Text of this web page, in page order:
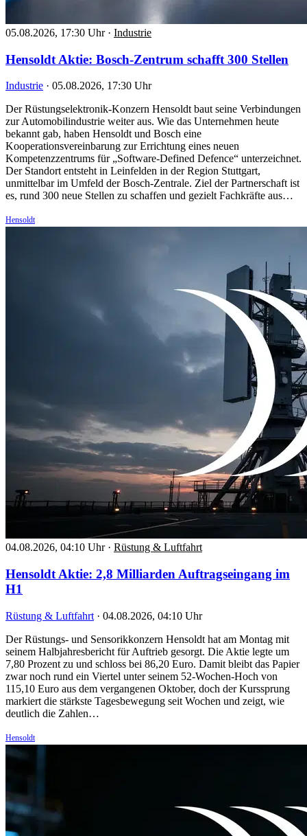
05.08.2026, 17:30 Uhr · Industrie
Hensoldt Aktie: Bosch-Zentrum schafft 300 Stellen
Industrie · 05.08.2026, 17:30 Uhr
Der Rüstungselektronik-Konzern Hensoldt baut seine Verbindungen
zur Automobilindustrie weiter aus. Wie das Unternehmen heute
bekannt gab, haben Hensoldt und Bosch eine
Kooperationsvereinbarung zur Errichtung eines neuen
Kompetenzzentrums für „Software-Defined Defence“ unterzeichnet.
Der Standort entsteht in Leinfelden in der Region Stuttgart,
unmittelbar im Umfeld der Bosch-Zentrale. Ziel der Partnerschaft ist
es, rund 300 neue Stellen zu schaffen und gezielt Fachkräfte aus…
Hensoldt
04.08.2026, 04:10 Uhr · Rüstung & Luftfahrt
Hensoldt Aktie: 2,8 Milliarden Auftragseingang im
H1
Rüstung & Luftfahrt · 04.08.2026, 04:10 Uhr
Der Rüstungs- und Sensorikkonzern Hensoldt hat am Montag mit
seinem Halbjahresbericht für Auftrieb gesorgt. Die Aktie legte um
7,80 Prozent zu und schloss bei 86,20 Euro. Damit bleibt das Papier
zwar noch rund ein Viertel unter seinem 52-Wochen-Hoch von
115,10 Euro aus dem vergangenen Oktober, doch der Kurssprung
markiert die stärkste Tagesbewegung seit Wochen und zeigt, wie
deutlich die Zahlen…
Hensoldt